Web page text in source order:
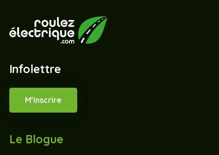
Infolettre
M’inscrire
Le Blogue